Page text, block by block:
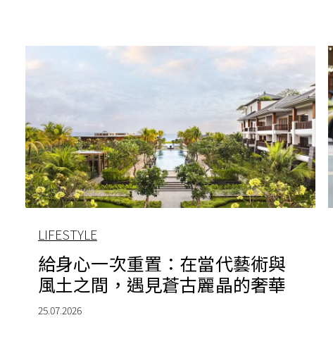
LIFESTYLE
給身心一次重置：在當代藝術與
風土之間，遇見蒼古麗晶的奢華
25.07.2026